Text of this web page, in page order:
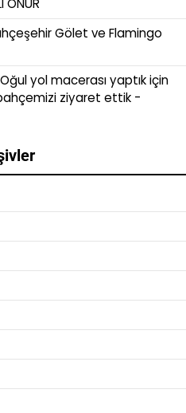
ONUR
Gölet ve Flamingo
yol macerası yaptıkiçin
ziyaret ettik -